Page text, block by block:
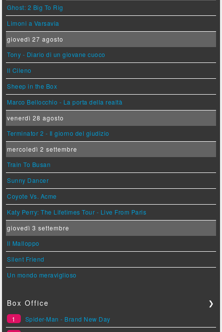
Ghost: 2 Big To Rig
Limoni a Varsavia
giovedì 27 agosto
Tony - Diario di un giovane cuoco
Il Cileno
Sheep in the Box
Marco Bellocchio - La porta della realtà
venerdì 28 agosto
Terminator 2 - Il giorno del giudizio
mercoledì 2 settembre
Train To Busan
Sunny Dancer
Coyote Vs. Acme
Katy Perry: The Lifetimes Tour - Live From Paris
giovedì 3 settembre
Il Malloppo
Silent Friend
Un mondo meraviglioso
Box Office ❯
1
Spider-Man - Brand New Day